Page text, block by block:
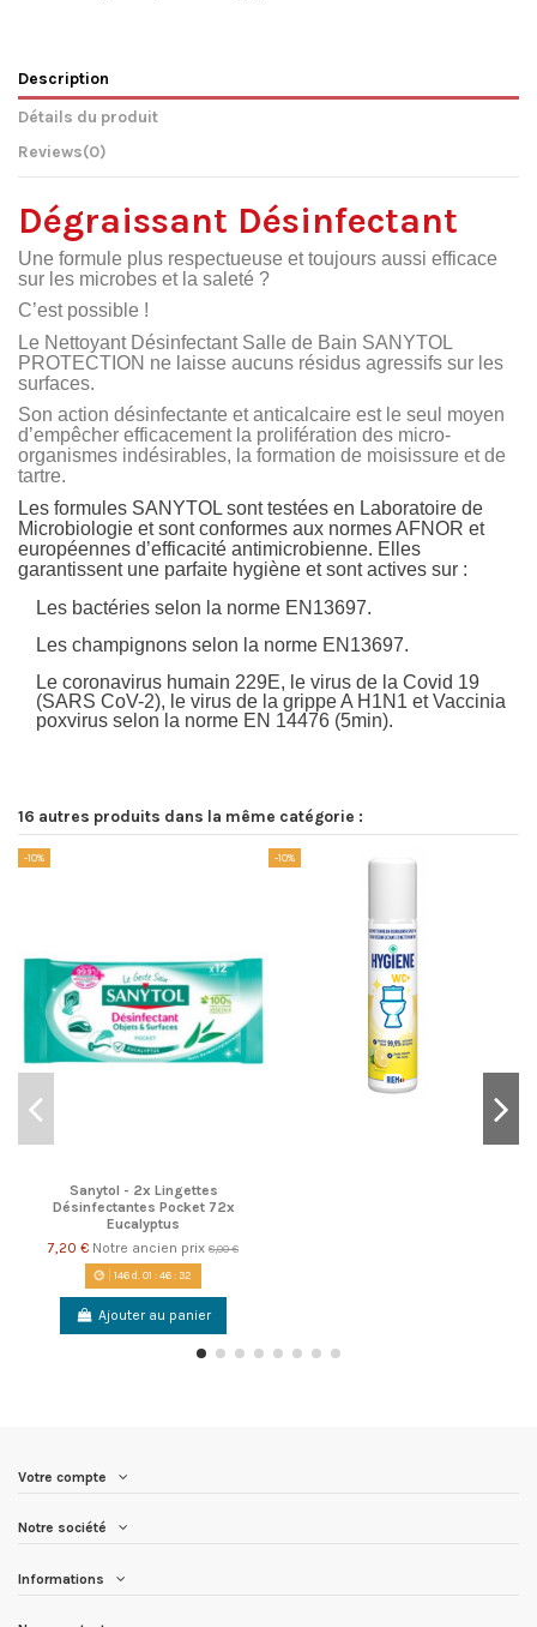
Description
Détails du produit
Reviews(0)
Dégraissant Désinfectant
Une formule plus respectueuse et toujours aussi efficace
sur les microbes et la saleté ?
C’est possible !
Le Nettoyant Désinfectant Salle de Bain SANYTOL
PROTECTION ne laisse aucuns résidus agressifs sur les
surfaces.
Son action désinfectante et anticalcaire est le seul moyen
d’empêcher efficacement la prolifération des micro-
organismes indésirables, la formation de moisissure et de
tartre.
Les formules SANYTOL sont testées en Laboratoire de
Microbiologie et sont conformes aux normes AFNOR et
européennes d’efficacité antimicrobienne. Elles
garantissent une parfaite hygiène et sont actives sur :
Les bactéries selon la norme EN13697.
Les champignons selon la norme EN13697.
Le coronavirus humain 229E, le virus de la Covid 19
(SARS CoV-2), le virus de la grippe A H1N1 et Vaccinia
poxvirus selon la norme EN 14476 (5min).
16 autres produits dans la même catégorie :
-10%
Sanytol - 2x Lingettes
Désinfectantes Pocket 72x
Eucalyptus
7,20 € Notre ancien prix 8,00 €
146d. 01 :46:31
Ajouter au panier
-10%
Votre compte
Notre société
Informations